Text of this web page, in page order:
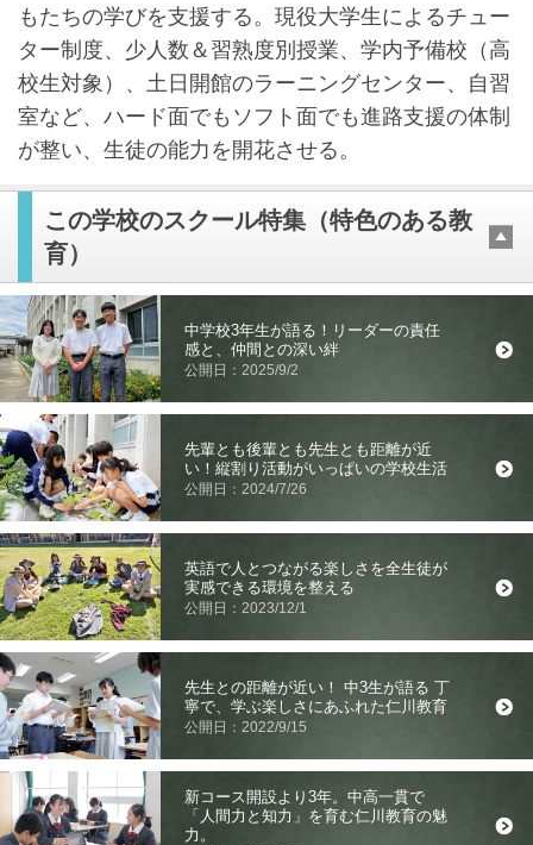
もたちの学びを支援する。現役大学生によるチュー
ター制度、少人数＆習熟度別授業、学内予備校（高
校生対象）、土日開館のラーニングセンター、自習
室など、ハード面でもソフト面でも進路支援の体制
が整い、生徒の能力を開花させる。
この学校のスクール特集（特色のある教
育）
中学校3年生が語る！リーダーの責任
感と、仲間との深い絆
公開日：2025/9/2
先輩とも後輩とも先生とも距離が近
い！縦割り活動がいっぱいの学校生活
公開日：2024/7/26
英語で人とつながる楽しさを全生徒が
実感できる環境を整える
公開日：2023/12/1
先生との距離が近い！ 中3生が語る 丁
寧で、学ぶ楽しさにあふれた仁川教育
公開日：2022/9/15
新コース開設より3年。中高一貫で
「人間力と知力」を育む仁川教育の魅
力。